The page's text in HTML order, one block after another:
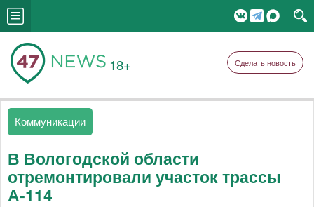
18+ Сделать новость
Коммуникации
В Вологодской области
отремонтировали участок трассы
А-114